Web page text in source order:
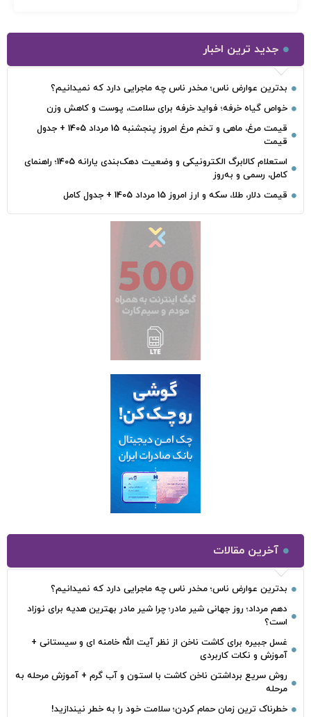
جدید ترین اخبار
بدترین عوارض ناس؛ مخدر ناس چه ماجرایی دارد که نمیدانیم؟
خواص گیاه خرفه؛ فواید خرفه برای سلامت، پوست و کاهش وزن
قیمت مرغ، ماهی و تخم مرغ امروز پنجشنبه 15 مرداد 1405 + جدول
قیمت
استعلام کالابرگ الکترونیکی و وضعیت دهک‌بندی یارانه 1405؛ راهنمای
کامل، رسمی و به‌روز
قیمت دلار، طلا، سکه و ارز امروز 15 مرداد 1405 + جدول کامل
آخرین مقالات
بدترین عوارض ناس؛ مخدر ناس چه ماجرایی دارد که نمیدانیم؟
دهم مرداد؛ روز جهانی شیر مادر؛ چرا شیر مادر بهترین هدیه برای نوزاد
است؟
غسل جبیره برای کاشت ناخن از نظر آیت الله خامنه ای و سیستانی +
آموزش و نکات کاربردی
روش سریع برداشتن ناخن کاشت با استون و آب گرم + آموزش مرحله به
مرحله
خطرناک‌ ترین زمان‌ حمام کردن؛ سلامت خود را به خطر نیندازید!